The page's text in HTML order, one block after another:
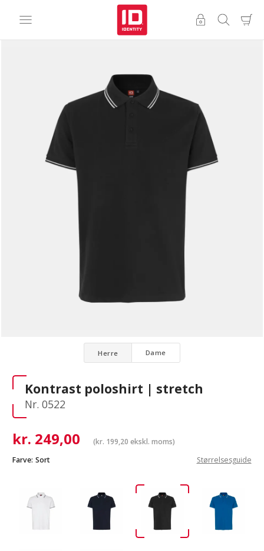
Herre Dame
Kontrast poloshirt | stretch
Nr. 0522
kr. 249,00 (kr. 199,20 ekskl. moms)
Farve: Sort Størrelsesguide